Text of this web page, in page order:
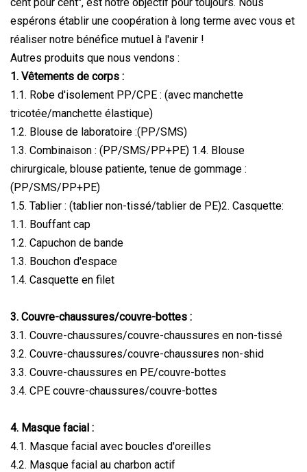
espérons établir une coopération à long terme avec vous et
réaliser notre bénéfice mutuel à l'avenir !
Autres produits que nous vendons :
1. Vêtements de corps :
1.1. Robe d'isolement PP/CPE : (avec manchette
tricotée/manchette élastique)
1.2. Blouse de laboratoire :(PP/SMS)
1.3. Combinaison : (PP/SMS/PP+PE) 1.4. Blouse
chirurgicale, blouse patiente, tenue de gommage :
(PP/SMS/PP+PE)
1.5. Tablier : (tablier non-tissé/tablier de PE)2. Casquette:
1.1. Bouffant cap
1.2. Capuchon de bande
1.3. Bouchon d'espace
1.4. Casquette en filet
3. Couvre-chaussures/couvre-bottes :
3.1. Couvre-chaussures/couvre-chaussures en non-tissé
3.2. Couvre-chaussures/couvre-chaussures non-shid
3.3. Couvre-chaussures en PE/couvre-bottes
3.4. CPE couvre-chaussures/couvre-bottes
4. Masque facial :
4.1. Masque facial avec boucles d'oreilles
4.2. Masque facial au charbon actif